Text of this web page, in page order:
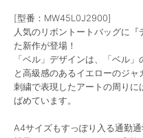
[型番：MW45L0J2900]
人気のリボントートバッグに
た新作が登場！
「ベル」デザインは、「ベル
と高級感のあるイエローのジャ
刺繍で表現したアートの周りに
ばめています。
A4サイズもすっぽり入る通勤